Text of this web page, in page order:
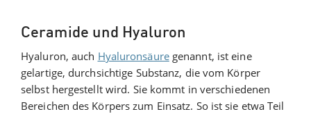
Ceramide und Hyaluron
Hyaluron, auch Hyaluronsäuregenannt, ist eine
gelartige, durchsichtige Substanz, die vom Körper
selbst hergestellt wird. Sie kommt in verschiedenen
Bereichen des Körpers zum Einsatz. So ist sie etwa Teil